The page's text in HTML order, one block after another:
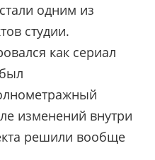
стали одним из
студии.
как сериал
изменений внутри
решили вообще